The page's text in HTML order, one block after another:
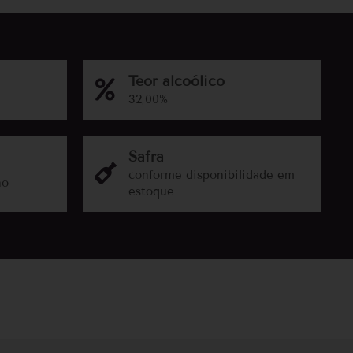
Teor alcoólico
32,00%
Safra
conforme disponibilidade em
estoque